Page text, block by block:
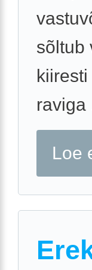
sõltub
raviga
Loe